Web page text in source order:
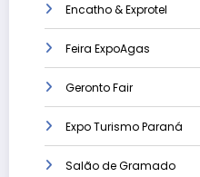
Encatho & Exprotel
Feira ExpoAgas
Geronto Fair
Expo Turismo Paraná
Salão de Gramado